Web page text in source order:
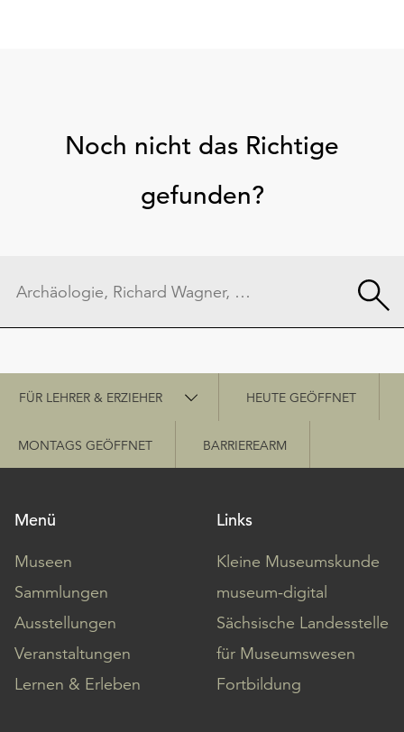
Noch nicht das Richtige
gefunden?
Schnellzugriff
FÜR LEHRER & ERZIEHER HEUTE GEÖFFNET
MONTAGS GEÖFFNET BARRIEREARM
Menü
Museen
Sammlungen
Ausstellungen
Veranstaltungen
Lernen & Erleben
Links
Kleine Museumskunde
museum-digital
Sächsische Landesstelle
für Museumswesen
Fortbildung